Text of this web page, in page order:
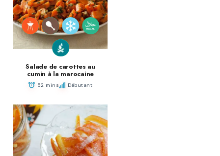
Salade de carottes au
cumin à la marocaine
52 mins Débutant